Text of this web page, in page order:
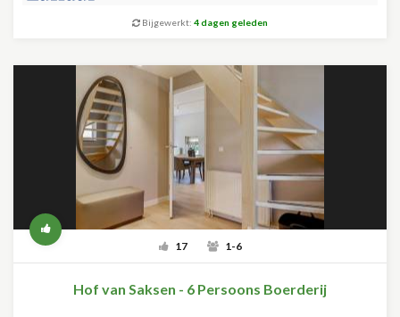
Bijgewerkt: 4 dagen geleden
17 1-6
Hof van Saksen - 6 Persoons Boerderij